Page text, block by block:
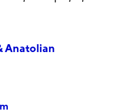
Anatolian